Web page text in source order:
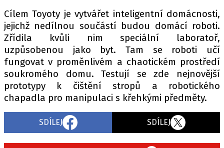
Cílem Toyoty je vytvářet inteligentní domácnosti,
jejichž nedílnou součástí budou domácí roboti.
Zřídila kvůli nim speciální laboratoř,
uzpůsobenou jako byt. Tam se roboti učí
fungovat v proměnlivém a chaotickém prostředí
soukromého domu. Testují se zde nejnovější
prototypy k čištění stropů a robotického
chapadla pro manipulaci s křehkými předměty.
SDÍLEJ SDÍLEJ